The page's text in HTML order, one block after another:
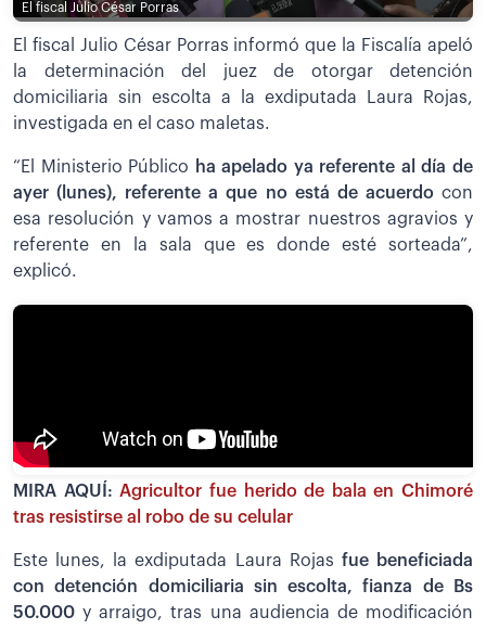
El fiscal Julio César Porras
El fiscal Julio César Porras informó que la Fiscalía apeló
la determinación del juez de otorgar detención
domiciliaria sin escolta a la exdiputada Laura Rojas,
investigada en el caso maletas.
“El Ministerio Público
ha apelado ya referente al día de
ayer (lunes), referente a que no está de acuerdocon
esa resolución y vamos a mostrar nuestros agravios y
referente en la sala que es donde esté sorteada”,
explicó.
MIRA AQUÍ:Agricultor fue herido de bala en Chimoré
tras resistirse al robo de su celular
Este lunes, la exdiputada Laura Rojas fue beneficiada
con detención domiciliaria sin escolta, fianza de Bs
50.000y arraigo, tras una audiencia de modificación